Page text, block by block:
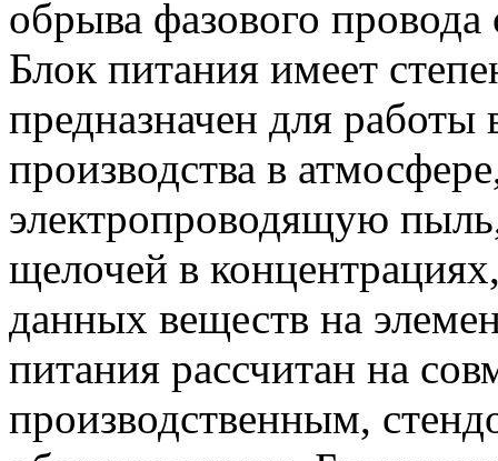
обрыва фазового провода
Блок питания имеет
предназначен для
производства в
электропроводящую
щелочей в
данных веществ на
питания рассчитан на
производственным,